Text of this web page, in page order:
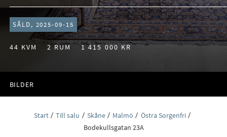
SÅLD, 2025-09-15
44 KVM 2 RUM 1 415 000 KR
BILDER
Start Till salu Skåne Malmö
Östra Sorgenfri
Bodekullsgatan 23A